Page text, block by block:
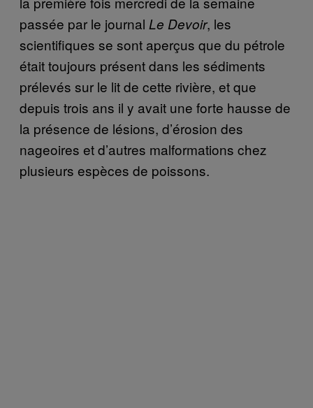
passée par le journal Le Devoir, les
scientifiques se sont aperçus que du pétrole
était toujours présent dans les sédiments
prélevés sur le lit de cette rivière, et que
depuis trois ans il y avait une forte hausse de
la présence de lésions, d’érosion des
nageoires et d’autres malformations chez
plusieurs espèces de poissons.